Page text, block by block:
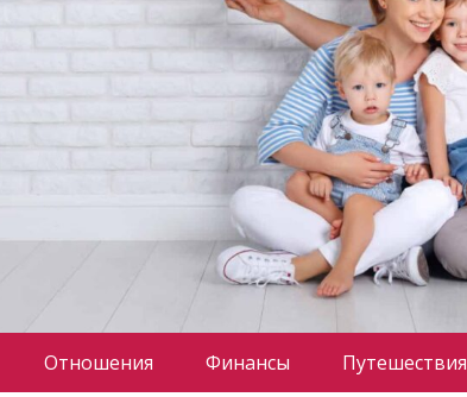
Отношения Финансы Путешествия